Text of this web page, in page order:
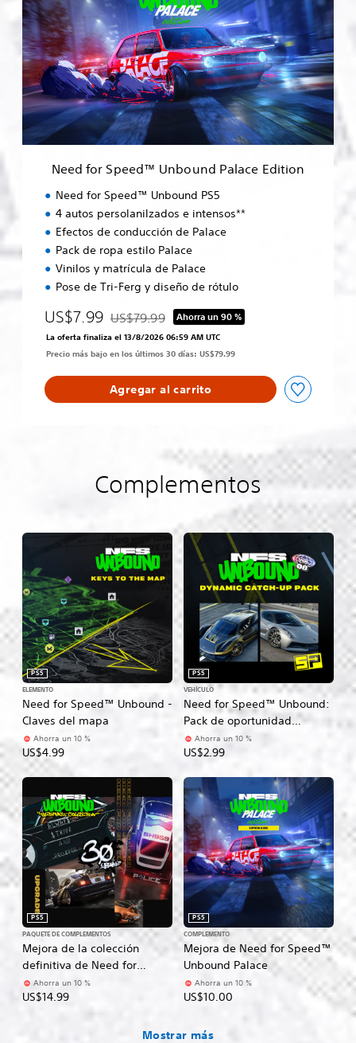
e
d
f
o
r
S
p
e
e
d
Need for Speed™ Unbound Palace Edition
Need for Speed™ Unbound PS5
4 autos persolanilzados e intensos**
Efectos de conducción de Palace
Pack de ropa estilo Palace
Vinilos y matrícula de Palace
Pose de Tri-Ferg y diseño de rótulo
US$7.99 Rebajado del precio original de US$79.99
US$79.99 Ahorra un 90 %
La oferta finaliza el 13/8/2026 06:59 AM UTC
Precio más bajo en los últimos 30 días: US$79.99
Agregar al carrito
Complementos
Need for Speed™ Unbound -
Claves del mapa
PS5
ELEMENTO
Ahorra un 10 %
US$4.99
Need for Speed™ Unbound:
Pack de oportunidad
dinámico del Vol. 8
PS5
VEHÍCULO
Ahorra un 10 %
US$2.99
Mejora de la colección
definitiva de Need for
Speed™ Unbound
PS5
PAQUETE DE COMPLEMENTOS
Ahorra un 10 %
US$14.99
Mejora de Need for Speed™
Unbound Palace
PS5
COMPLEMENTO
Ahorra un 10 %
US$10.00
Mostrar más